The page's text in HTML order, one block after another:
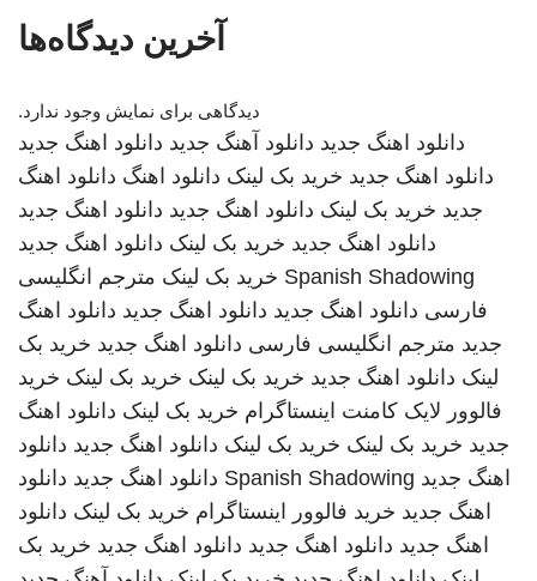
آخرین دیدگاه‌ها
دیدگاهی برای نمایش وجود ندارد.
دانلود اهنگ جدید دانلود آهنگ جدید دانلود اهنگ جدید
دانلود اهنگ جدید خرید بک لینک دانلود اهنگ دانلود اهنگ
جدید خرید بک لینک دانلود اهنگ جدید دانلود اهنگ جدید
دانلود اهنگ جدید خرید بک لینک دانلود اهنگ جدید
Spanish Shadowing خرید بک لینک مترجم انگلیسی
فارسی دانلود اهنگ جدید دانلود اهنگ جدید دانلود اهنگ
جدید مترجم انگلیسی فارسی دانلود اهنگ جدید خرید بک
لینک دانلود اهنگ جدید خرید بک لینک خرید بک لینک خرید
فالوور لایک کامنت اینستاگرام خرید بک لینک دانلود اهنگ
جدید خرید بک لینک خرید بک لینک دانلود اهنگ جدید دانلود
اهنگ جدید Spanish Shadowing دانلود اهنگ جدید دانلود
اهنگ جدید خرید فالوور اینستاگرام خرید بک لینک دانلود
اهنگ جدید دانلود اهنگ جدید دانلود اهنگ جدید خرید بک